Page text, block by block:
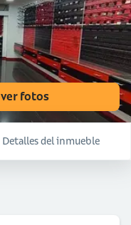
ver fotos
Detalles del inmueble